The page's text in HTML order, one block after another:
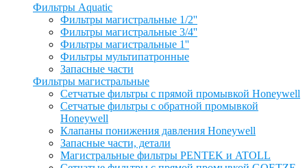
Фильтры Aquatic
Фильтры магистральные 1/2''
Фильтры магистральные 3/4''
Фильтры магистральные 1''
Фильтры мультипатронные
Запасные части
Фильтры магистральные
Сетчатые фильтры с прямой промывкой Honeywell
Сетчатые фильтры с обратной промывкой
Honeywell
Клапаны понижения давления Honeywell
Запасные части, детали
Магистральные фильтры PENTEK и ATOLL